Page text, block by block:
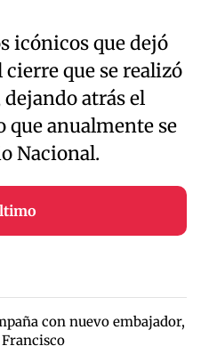
icónicos que dejó
cierre que se realizó
atrás el
anualmente se
Nacional.
con nuevo embajador,